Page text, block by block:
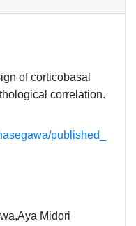
of corticobasal
correlation.
published_
Midori